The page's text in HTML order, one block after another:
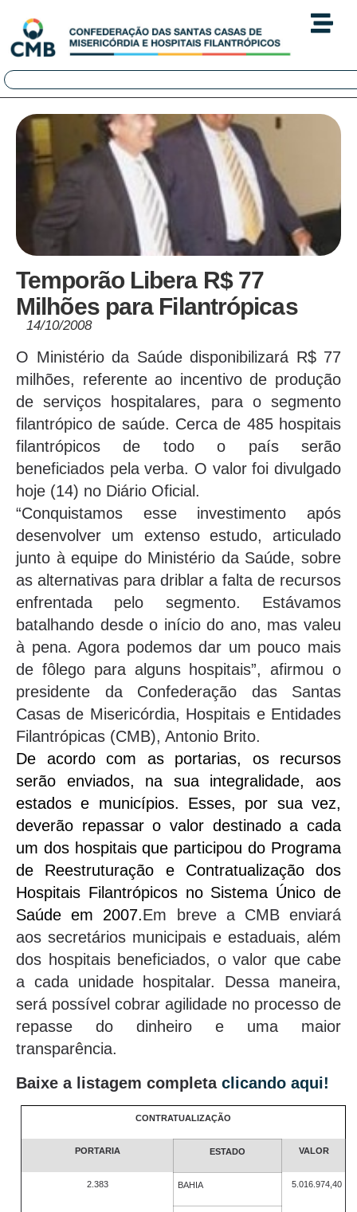
Temporão Libera R$ 77
Milhões para Filantrópicas
14/10/2008
O Ministério da Saúde disponibilizará R$ 77
milhões, referente ao incentivo de produção
de serviços hospitalares, para o segmento
filantrópico de saúde. Cerca de 485 hospitais
filantrópicos de todo o país serão
beneficiados pela verba. O valor foi divulgado
hoje (14) no Diário Oficial.
“Conquistamos esse investimento após
desenvolver um extenso estudo, articulado
junto à equipe do Ministério da Saúde, sobre
as alternativas para driblar a falta de recursos
enfrentada pelo segmento. Estávamos
batalhando desde o início do ano, mas valeu
à pena. Agora podemos dar um pouco mais
de fôlego para alguns hospitais”, afirmou o
presidente da Confederação das Santas
Casas de Misericórdia, Hospitais e Entidades
Filantrópicas (CMB), Antonio Brito.
De acordo com as portarias, os recursos
serão enviados, na sua integralidade, aos
estados e municípios. Esses, por sua vez,
deverão repassar o valor destinado a cada
um dos hospitais que participou do Programa
de Reestruturação e Contratualização dos
Hospitais Filantrópicos no Sistema Único de
Saúde em 2007.Em breve a CMB enviará
aos secretários municipais e estaduais, além
dos hospitais beneficiados, o valor que cabe
a cada unidade hospitalar. Dessa maneira,
será possível cobrar agilidade no processo de
repasse do dinheiro e uma maior
transparência.
Baixe a listagem completa clicando aqui!
CONTRATUALIZAÇÃO
PORTARIA ESTADO VALOR
2.383 BAHIA 5.016.974,40